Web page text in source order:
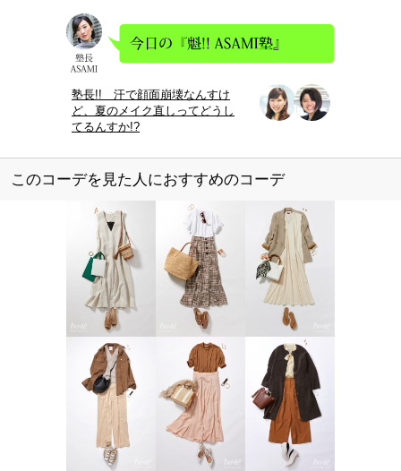
塾長!! 汗で顔面崩壊なんすけ
ど、夏のメイク直しってどうし
てるんすか!?
このコーデを見た人におすすめのコーデ